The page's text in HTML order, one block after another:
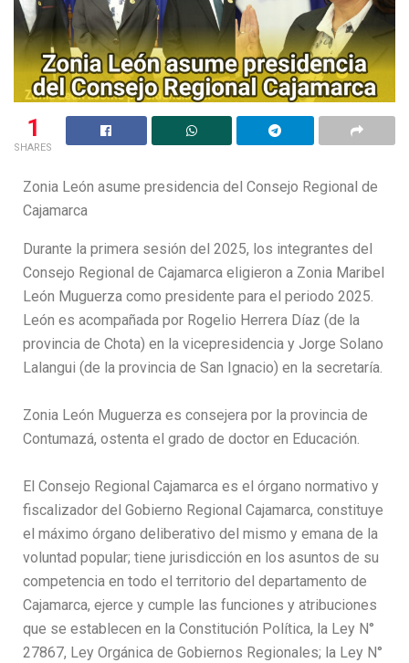
1
SHARES
Zonia León asume presidencia del Consejo Regional de
Cajamarca
Durante la primera sesión del 2025, los integrantes del
Consejo Regional de Cajamarca eligieron a Zonia Maribel
León Muguerza como presidente para el periodo 2025.
León es acompañada por Rogelio Herrera Díaz (de la
provincia de Chota) en la vicepresidencia y Jorge Solano
Lalangui (de la provincia de San Ignacio) en la secretaría.
Zonia León Muguerza es consejera por la provincia de
Contumazá, ostenta el grado de doctor en Educación.
El Consejo Regional Cajamarca es el órgano normativo y
fiscalizador del Gobierno Regional Cajamarca, constituye
el máximo órgano deliberativo del mismo y emana de la
voluntad popular; tiene jurisdicción en los asuntos de su
competencia en todo el territorio del departamento de
Cajamarca, ejerce y cumple las funciones y atribuciones
que se establecen en la Constitución Política, la Ley N°
27867, Ley Orgánica de Gobiernos Regionales; la Ley N°